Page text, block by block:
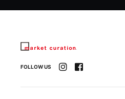
FOLLOW US